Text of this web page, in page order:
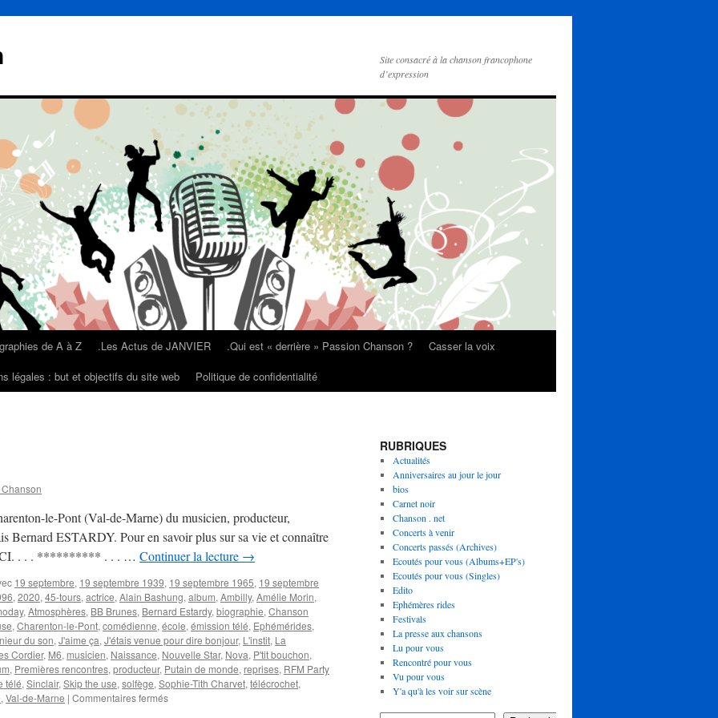
Site consacré à la chanson francophone
d’expression
de A à Z .Les Actus de JANVIER .Qui est « derrière » Passion Chanson ?
Casser la voix
légales : but et objectifs du site web Politique de confidentialité
le-Pont (Val-de-Marne) du musicien, producteur,
Bernard ESTARDY. Pour en savoir plus sur sa vie et connaître
ICI. . . . ********** . . . … Continuer la lecture →
19 septembre, 19 septembre 1939, 19 septembre 1965, 19 septembre
, 2020, 45-tours, actrice, Alain Bashung, album, Ambilly, Amélie Morin,
, Atmosphères, BB Brunes, Bernard Estardy, biographie, Chanson
, Charenton-le-Pont, comédienne, école, émission télé, Ephémérides,
du son, J'aime ça, J'étais venue pour dire bonjour, L'instit, La
Cordier, M6, musicien, Naissance, Nouvelle Star, Nova, P'tit bouchon,
, Premières rencontres, producteur, Putain de monde, reprises, RFM Party
télé, Sinclair, Skip the use, solfège, Sophie-Tith Charvet, télécrochet,
, Val-de-Marne | Commentaires ferméssur
RUBRIQUES
Actualités
Anniversaires au jour le jour
bios
Carnet noir
Chanson . net
Concerts à venir
Concerts passés (Archives)
Ecoutés pour vous (Albums+EP's)
Ecoutés pour vous (Singles)
Edito
Ephémères rides
Festivals
La presse aux chansons
Lu pour vous
Rencontré pour vous
Vu pour vous
Y'a qu'à les voir sur scène